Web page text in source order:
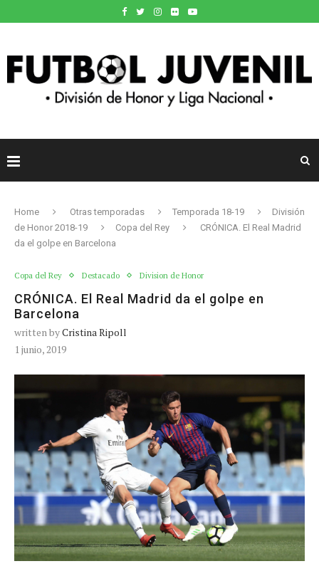
Home Otras temporadas Temporada 18-19
División
de Honor 2018-19
Copa del Rey
CRÓNICA. El Real Madrid
da el golpe en Barcelona
Copa del Rey Destacado Division de Honor
CRÓNICA. El Real Madrid da el golpe en
Barcelona
written byCristina Ripoll
1 junio, 2019